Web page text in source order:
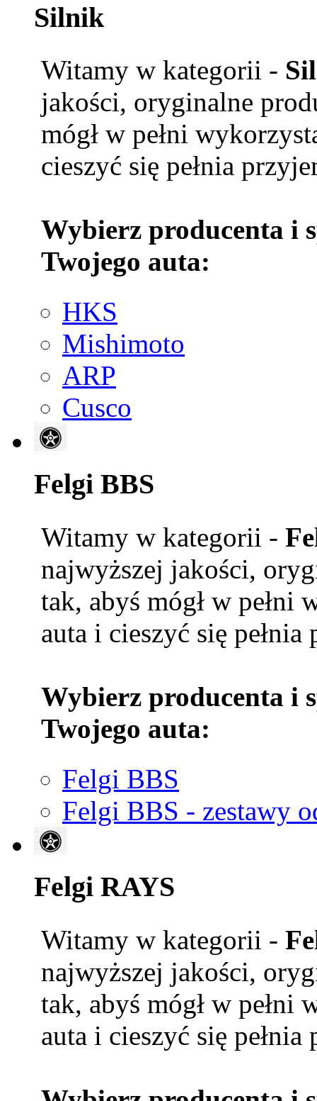
Silnik
Witamy w kategorii -
jakości, oryginalne
mógł w pełni
cieszyć się pełnia
Wybierz producenta i
Twojego auta:
HKS
Mishimoto
ARP
Cusco
Felgi BBS
Witamy w kategorii -
najwyższej jakości,
tak, abyś mógł w pełni
auta i cieszyć się
Wybierz producenta i
Twojego auta:
Felgi BBS
Felgi BBS - zestawy
Felgi RAYS
Witamy w kategorii -
najwyższej jakości,
tak, abyś mógł w pełni
auta i cieszyć się